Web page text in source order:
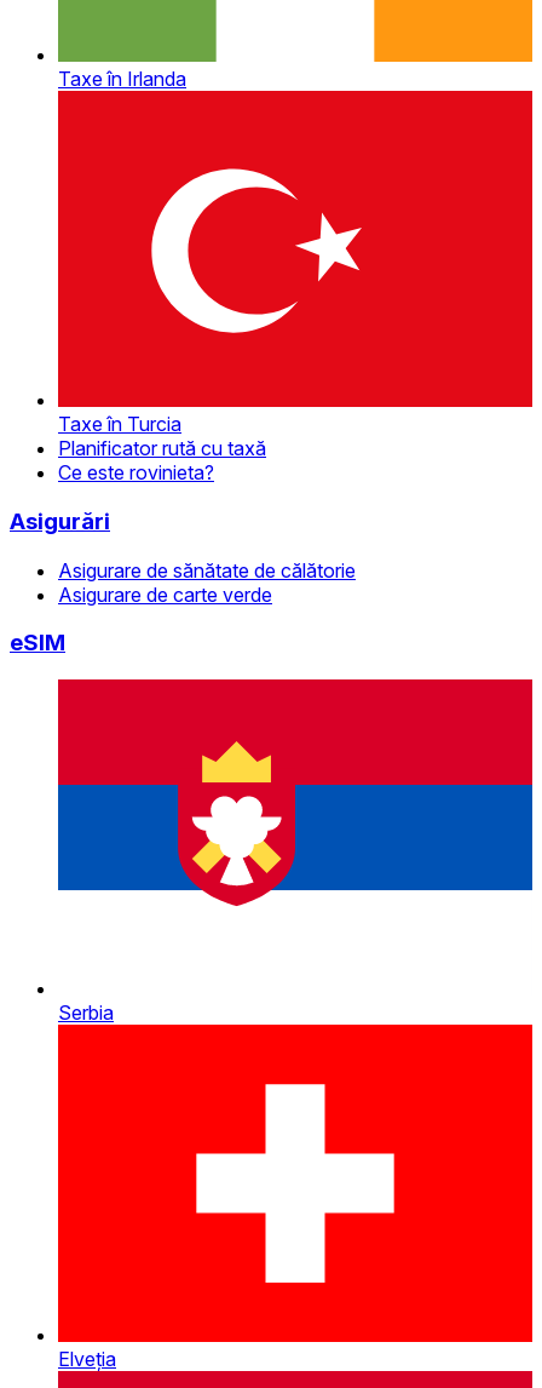
Taxe în Irlanda
Taxe în Turcia
Planificator rută cu taxă
Ce este rovinieta?
Asigurări
Asigurare de sănătate de călătorie
Asigurare de carte verde
eSIM
Serbia
Elveția